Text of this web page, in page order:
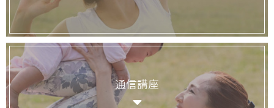
通信講座